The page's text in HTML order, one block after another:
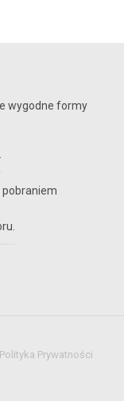
wygodne formy
pobraniem
Polityka Prywatności